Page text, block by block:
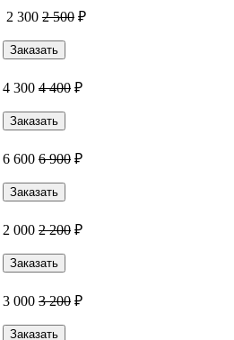
2 300 2 500 ₽
Заказать
4 300 4 400 ₽
Заказать
6 600 6 900 ₽
Заказать
2 000 2 200 ₽
Заказать
3 000 3 200 ₽
Заказать